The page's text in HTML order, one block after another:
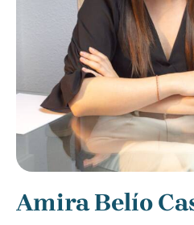
Amira Belío